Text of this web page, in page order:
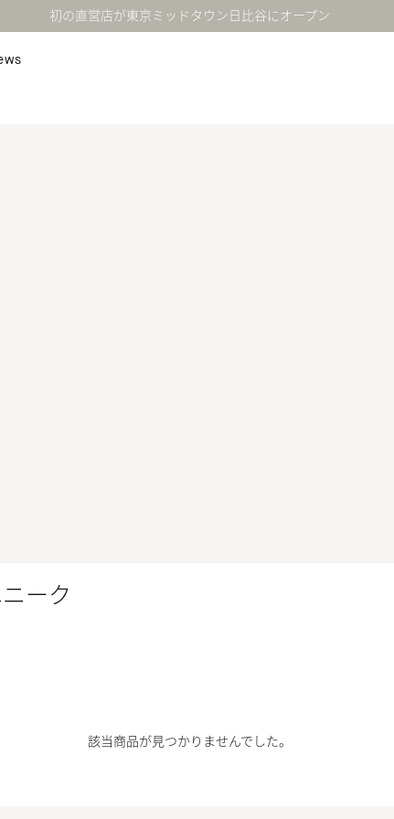
初の直営店が東京ミッドタウン日比谷にオープン
ーク
該当商品が見つかりませんでした。